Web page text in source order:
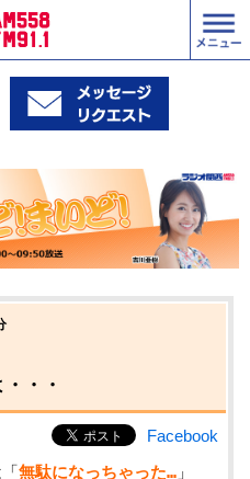
・・
Facebook
無駄になっちゃった… 」